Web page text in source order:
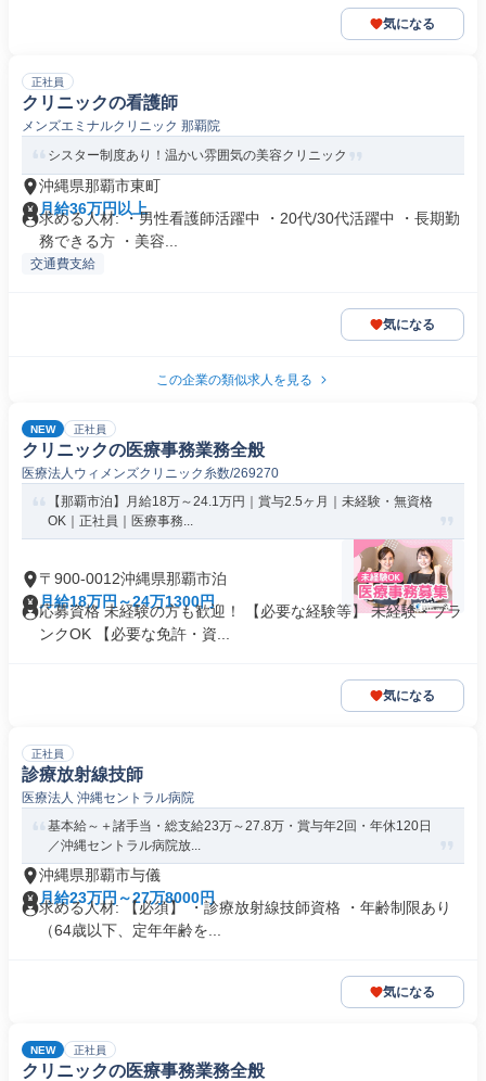
気になる
正社員
クリニックの看護師
メンズエミナルクリニック 那覇院
シスター制度あり！温かい雰囲気の美容クリニック
沖縄県那覇市東町
月給36万円以上
求める人材: ・男性看護師活躍中 ・20代/30代活躍中 ・長期勤
務できる方 ・美容...
交通費支給
気になる
この企業の類似求人を見る
NEW 正社員
クリニックの医療事務業務全般
医療法人ウィメンズクリニック糸数/269270
【那覇市泊】月給18万～24.1万円｜賞与2.5ヶ月｜未経験・無資格
OK｜正社員｜医療事務...
〒900-0012沖縄県那覇市泊
月給18万円～24万1300円
応募資格 未経験の方も歓迎！ 【必要な経験等】 未経験・ブラ
ンクOK 【必要な免許・資...
気になる
正社員
診療放射線技師
医療法人 沖縄セントラル病院
基本給～＋諸手当・総支給23万～27.8万・賞与年2回・年休120日
／沖縄セントラル病院放...
沖縄県那覇市与儀
月給23万円～27万8000円
求める人材: 【必須】 ・診療放射線技師資格 ・年齢制限あり
（64歳以下、定年年齢を...
気になる
NEW 正社員
クリニックの医療事務業務全般